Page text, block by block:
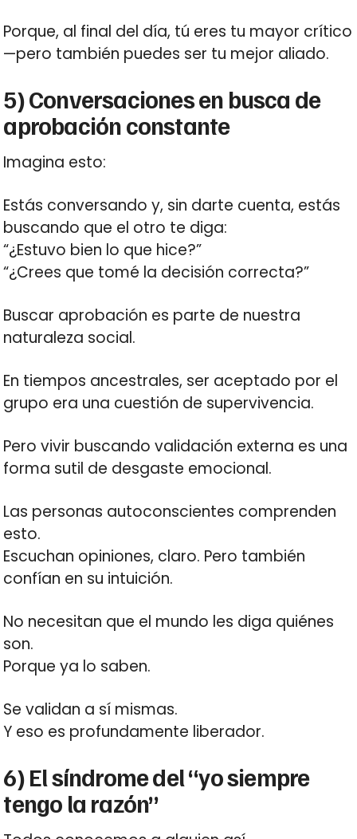
Porque, al final del día, tú eres tu mayor crítico
—pero también puedes ser tu mejor aliado.
5) Conversaciones en busca de
aprobación constante
Imagina esto:
Estás conversando y, sin darte cuenta, estás
buscando que el otro te diga:
“¿Estuvo bien lo que hice?”
“¿Crees que tomé la decisión correcta?”
Buscar aprobación es parte de nuestra
naturaleza social.
En tiempos ancestrales, ser aceptado por el
grupo era una cuestión de supervivencia.
Pero vivir buscando validación externa es una
forma sutil de desgaste emocional.
Las personas autoconscientes comprenden
esto.
Escuchan opiniones, claro. Pero también
confían en su intuición.
No necesitan que el mundo les diga quiénes
son.
Porque ya lo saben.
Se validan a sí mismas.
Y eso es profundamente liberador.
6) El síndrome del “yo siempre
tengo la razón”